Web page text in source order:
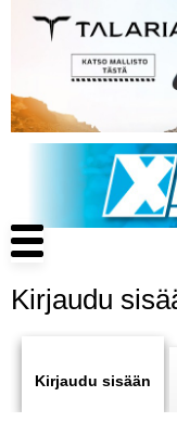
pääsisältöön
Main
navigation
Kirjaudu
tabs
Kirjaudu sisään